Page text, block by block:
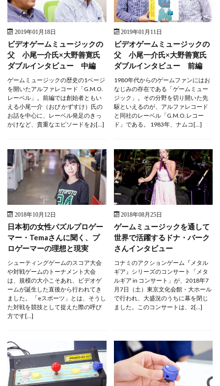
2019年01月18日
ビデオゲームミュージックの
父 小尾一介氏×大野善寛氏
ダブルインタビュー 中編
ゲームミュージックの歴史の1ページ
を開いたアルファレコード「G.M.O.
レーベル」。前編では創始者ともい
える小尾一介（おび かずすけ）氏の
お話を中心に、レーベル発足のきっ
かけなど、貴重なエピソードをお[…]
2019年01月11日
ビデオゲームミュージックの
父 小尾一介氏×大野善寛氏
ダブルインタビュー 前編
1980年代からのゲームファンにはお
なじみの存在である「ゲームミュー
ジック」。その分野を切り開いた先
駆といえるのが、アルファレコード
と同社のレーベル「G.M.O.レコー
ド」である。 1983年、ナムコ[…]
2018年10月12日
日本初の女性パズルプロゲー
マー・Temaさんに聞く、プ
ロゲーマーの理想と現実
シューティングゲームのスコア大会
や対戦ゲームのトーナメント大会
は、規模の大小こそあれ、ビデオゲ
ームが誕生した直後から行われてき
ました。 「eスポーツ」とは、そうし
た対戦を競技として捉えた際の呼び
方です[…]
2018年08月25日
ゲームミュージックを通して
世界で活躍するドナ・バーク
さんインタビュー
コナミのアクションゲーム『メタル
ギア』シリーズのコンサート「メタ
ルギア in コンサート」が、2018年7
月7日（土）東京文化会館・大ホール
で行われ、大盛況のうちに幕を閉じ
ました。このコンサートは、2[…]